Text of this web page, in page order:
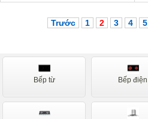
Trước 1 2 3 4 5
Bếp từ Bếp điện